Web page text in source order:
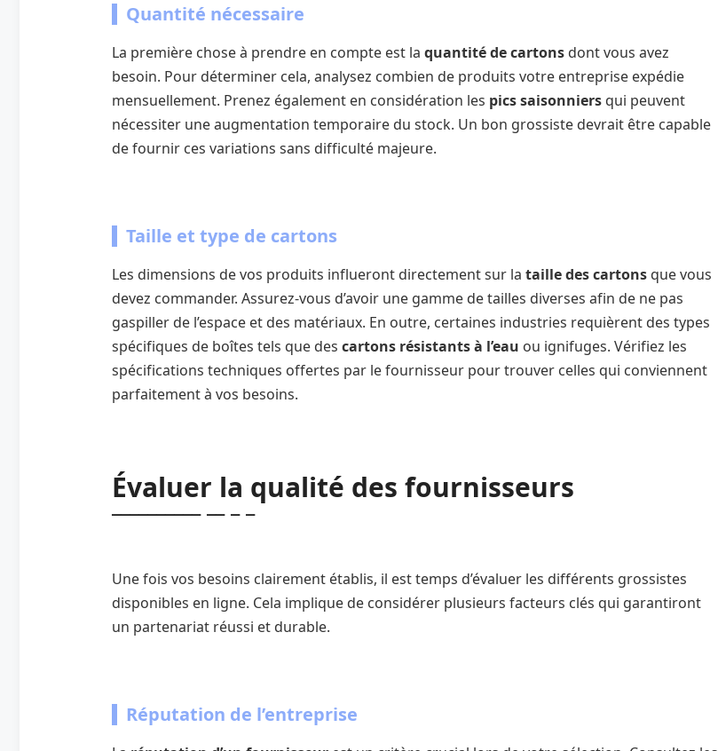
Quantité nécessaire
La première chose à prendre en compte est la quantité de cartons dont vous avez
besoin. Pour déterminer cela, analysez combien de produits votre entreprise expédie
mensuellement. Prenez également en considération les pics saisonniers qui peuvent
nécessiter une augmentation temporaire du stock. Un bon grossiste devrait être capable
de fournir ces variations sans difficulté majeure.
Taille et type de cartons
Les dimensions de vos produits influeront directement sur la taille des cartons que vous
devez commander. Assurez-vous d’avoir une gamme de tailles diverses afin de ne pas
gaspiller de l’espace et des matériaux. En outre, certaines industries requièrent des types
spécifiques de boîtes tels que des cartons résistants à l’eau ou ignifuges. Vérifiez les
spécifications techniques offertes par le fournisseur pour trouver celles qui conviennent
parfaitement à vos besoins.
Évaluer la qualité des fournisseurs
Une fois vos besoins clairement établis, il est temps d’évaluer les différents grossistes
disponibles en ligne. Cela implique de considérer plusieurs facteurs clés qui garantiront
un partenariat réussi et durable.
Réputation de l’entreprise